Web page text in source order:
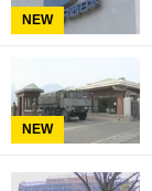
NEW
NEW